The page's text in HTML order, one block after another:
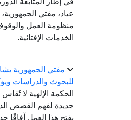
عياد، مفتي الجمهورية،
منظومة العمل
الخدمات الإفتائية.
مفتي الجمهورية
للبحوث والدراسات
الحكمة الإلهية لا
جديدة لفهم القصص
يفتح هذا العمل آفاقًا